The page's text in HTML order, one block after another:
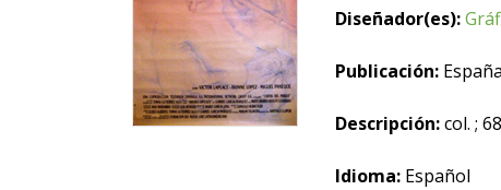
Diseñador(es):
Publicación:
Descripción:col. ;
Idioma: Español